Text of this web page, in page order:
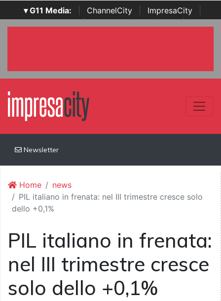
▾ G11 Media: ChannelCity ImpresaCity
SecurityOpenLab | Italian Channel Awards | Italian
Newsletter
Home
news
PIL italiano in frenata: nel III trimestre cresce solo
dello +0,1%
PIL italiano in frenata:
nel III trimestre cresce
solo dello +0,1%